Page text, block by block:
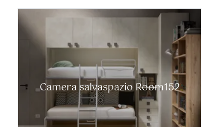
Camera salvaspazio Room152